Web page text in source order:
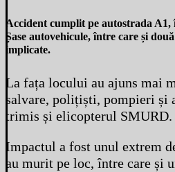
Accident cumplit pe autostrada
Șase autovehicule, între care și
implicate.
La fața locului au ajuns mai
salvare, polițiști, pompieri și
trimis și elicopterul SMURD.
Impactul a fost unul extrem
au murit pe loc, între care și